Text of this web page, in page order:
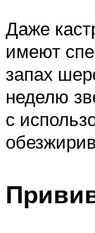
Даже
имеют
запах
неделю
с